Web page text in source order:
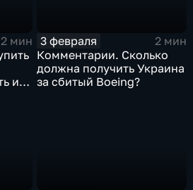
2 мин
их
3 февраля
2 мин
Комментарии. Сколько
должна получить Украина
за сбитый Boeing?